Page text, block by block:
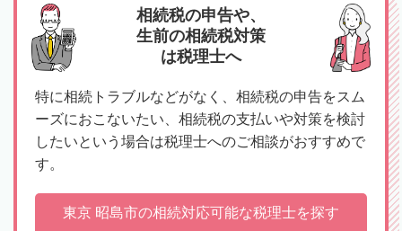
相続税の申告や、
生前の相続税対策
は税理士へ
特に相続トラブルなどがなく、相続税の申告をスム
ーズにおこないたい、相続税の支払いや対策を検討
したいという場合は税理士へのご相談がおすすめで
す。
東京 昭島市の相続対応可能な税理士を探す